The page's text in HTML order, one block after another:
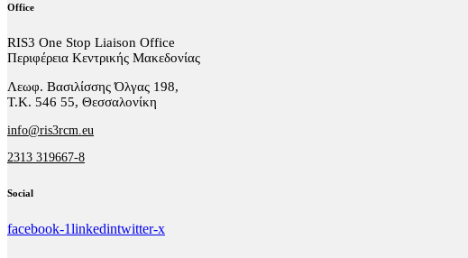
Office
RIS3 One Stop Liaison Office
Περιφέρεια Κεντρικής Μακεδονίας
Λεωφ. Βασιλίσσης Όλγας 198,
Τ.Κ. 546 55, Θεσσαλονίκη
info@ris3rcm.eu
2313 319667-8
Social
facebook-1linkedintwitter-x